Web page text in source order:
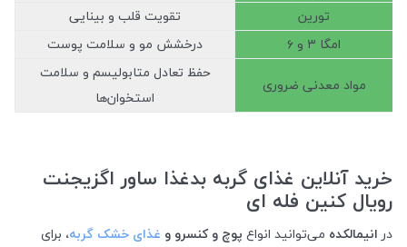
تورین
تقویت قلب و بینایی
امگا ۳ و ۶
درخشش مو و سلامت پوست
مواد معدنی ضروری
حفظ تعادل متابولیسم و سلامت
استخوان‌ها
خرید آنلاین غذای گربه بدغذا ساور اگزیجنت
رویال کنین فله ای
درانیمالکده می‌توانید انواع پوچ و کنسرو و غذای خشک گربه، برای